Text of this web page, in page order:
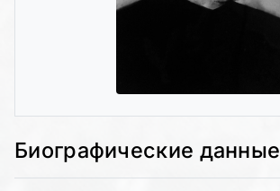
Биографические данные